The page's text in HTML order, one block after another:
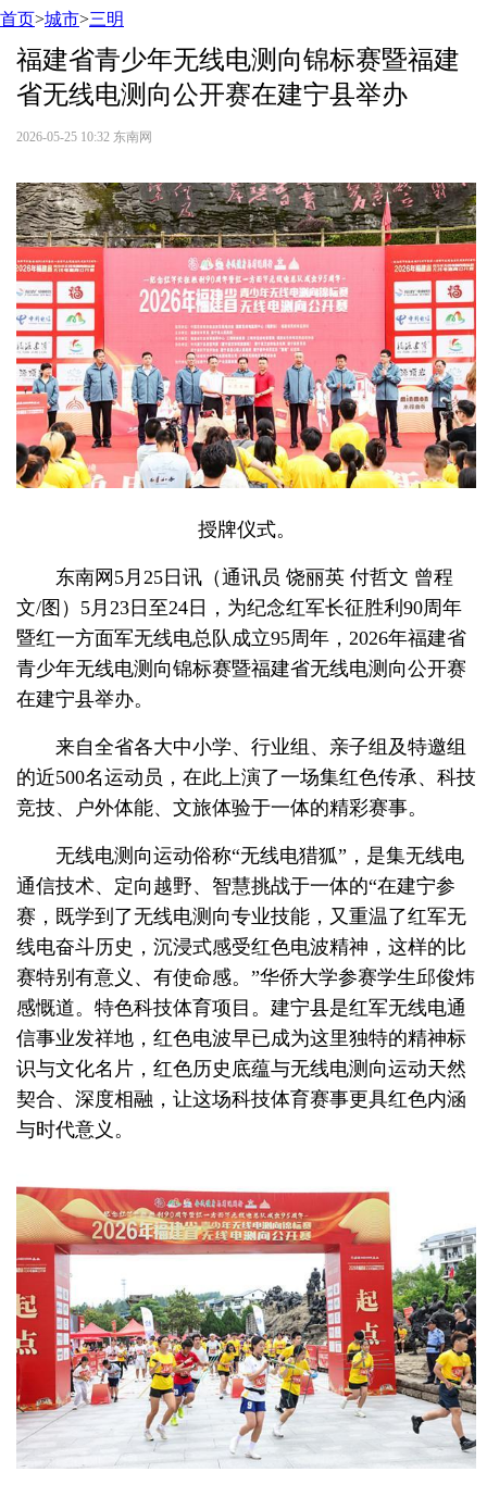
首页>城市>三明
福建省青少年无线电测向锦标赛暨福建
省无线电测向公开赛在建宁县举办
2026-05-25 10:32 东南网
授牌仪式。
东南网5月25日讯（通讯员 饶丽英 付哲文 曾程
文/图）5月23日至24日，为纪念红军长征胜利90周年
暨红一方面军无线电总队成立95周年，2026年福建省
青少年无线电测向锦标赛暨福建省无线电测向公开赛
在建宁县举办。
来自全省各大中小学、行业组、亲子组及特邀组
的近500名运动员，在此上演了一场集红色传承、科技
竞技、户外体能、文旅体验于一体的精彩赛事。
无线电测向运动俗称“无线电猎狐”，是集无线电
通信技术、定向越野、智慧挑战于一体的“在建宁参
赛，既学到了无线电测向专业技能，又重温了红军无
线电奋斗历史，沉浸式感受红色电波精神，这样的比
赛特别有意义、有使命感。”华侨大学参赛学生邱俊炜
感慨道。特色科技体育项目。建宁县是红军无线电通
信事业发祥地，红色电波早已成为这里独特的精神标
识与文化名片，红色历史底蕴与无线电测向运动天然
契合、深度相融，让这场科技体育赛事更具红色内涵
与时代意义。